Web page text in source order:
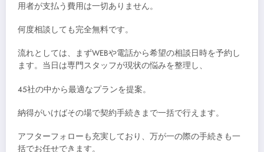
用者が支払う費用は一切ありません。
何度相談しても完全無料です。
流れとしては、まずWEBや電話から希望の相談日時を予約し
ます。当日は専門スタッフが現状の悩みを整理し、
45社の中から最適なプランを提案。
納得がいけばその場で契約手続きまで一括で行えます。
アフターフォローも充実しており、万が一の際の手続きも一
括でお任せできます。